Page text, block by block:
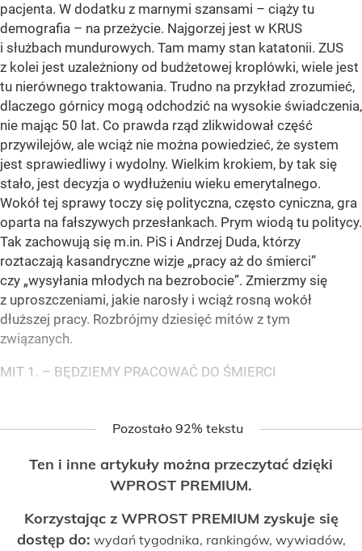
pacjenta. W dodatku z marnymi szansami – ciąży tu
demografia – na przeżycie. Najgorzej jest w KRUS
i służbach mundurowych. Tam mamy stan katatonii. ZUS
z kolei jest uzależniony od budżetowej kroplówki, wiele jest
tu nierównego traktowania. Trudno na przykład zrozumieć,
dlaczego górnicy mogą odchodzić na wysokie świadczenia,
nie mając 50 lat. Co prawda rząd zlikwidował część
przywilejów, ale wciąż nie można powiedzieć, że system
jest sprawiedliwy i wydolny. Wielkim krokiem, by tak się
stało, jest decyzja o wydłużeniu wieku emerytalnego.
Wokół tej sprawy toczy się polityczna, często cyniczna, gra
oparta na fałszywych przesłankach. Prym wiodą tu politycy.
Tak zachowują się m.in. PiS i Andrzej Duda, którzy
roztaczają kasandryczne wizje „pracy aż do śmierci”
czy „wysyłania młodych na bezrobocie”. Zmierzmy się
z uproszczeniami, jakie narosły i wciąż rosną wokół
dłuższej pracy. Rozbrójmy dziesięć mitów z tym
związanych.
MIT 1. – BĘDZIEMY PRACOWAĆ DO ŚMIERCI
Pozostało 92% tekstu
Ten i inne artykuły można przeczytać dzięki
WPROST PREMIUM.
Korzystając z WPROST PREMIUM zyskuje się
dostęp do: wydań tygodnika, rankingów, wywiadów,